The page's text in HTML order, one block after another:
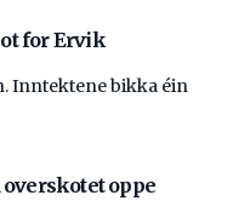
for Ervik
Inntektene bikka éin
oppe